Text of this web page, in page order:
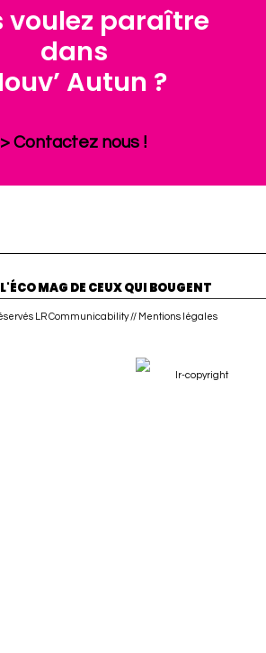
voulez paraître
dans
Autun ?
> Contactez nous !
MAG DE CEUX QUI BOUGENT
LR Communicability // Mentions légales